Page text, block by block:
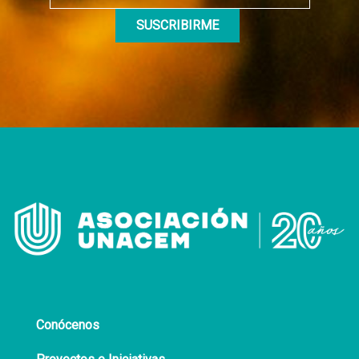
Conócenos